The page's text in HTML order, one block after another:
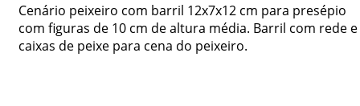
Cenário peixeiro com barril 12x7x12 cm para presépio
com figuras de 10 cm de altura média. Barril com rede e
caixas de peixe para cena do peixeiro.